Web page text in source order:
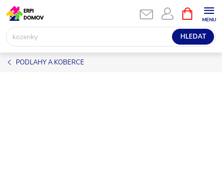
Přejít
na
obsah
HLEDAT
NÁKUPNÍ
KOŠÍK
PODLAHY A KOBERCE